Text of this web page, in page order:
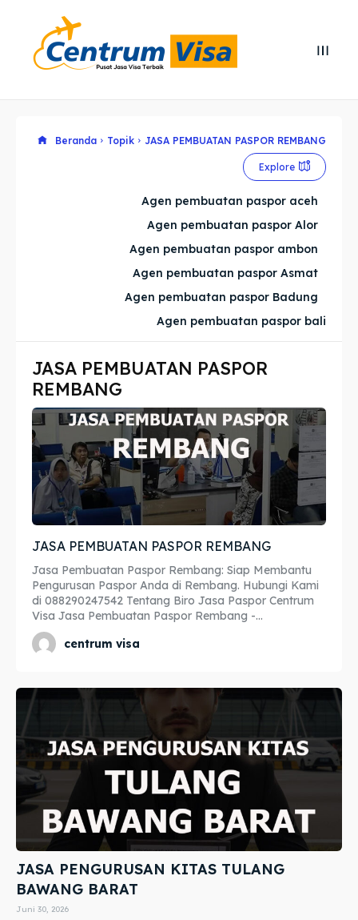
Cari
Cari
Explore our destinations
Imta
Legalisir
Apostille
Penerjemah
Asuransi
Blog
Explore our destinations
Imta
Legalisir
Apostille
Penerjemah
Asuransi
Blog
Beranda Topik JASA PEMBUATAN PASPOR REMBANG
Explore
Agen pembuatan paspor aceh
Agen pembuatan paspor Alor
Agen pembuatan paspor ambon
Agen pembuatan paspor Asmat
Agen pembuatan paspor Badung
Agen pembuatan paspor bali
JASA PEMBUATAN PASPOR
REMBANG
JASA PEMBUATAN PASPOR REMBANG
Jasa Pembuatan Paspor Rembang: Siap Membantu
Pengurusan Paspor Anda di Rembang. Hubungi Kami
di 088290247542 Tentang Biro Jasa Paspor Centrum
Visa Jasa Pembuatan Paspor Rembang -...
centrum visa
JASA PENGURUSAN KITAS TULANG
BAWANG BARAT
Juni 30, 2026